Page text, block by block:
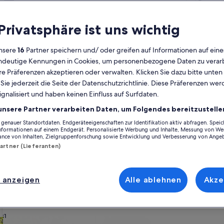
Derzeit
die
Monate
August
2026
und
September
angezeigt.
MoMontag
DiDienstag
MiMittwoch
DoDonnerstag
Fr Freitag
SaSamstag
SoSonntag
3 4 5 6 7 8 9
10 11 12
23
30
31
MoMontag
Di
7 8 9
21 22
28 29
inspirieren und finde genau das, was dir vorschwebt. Egal, ob du
für deinen Aufenthalt wünschst. Was so dazugehört?
Art von Unterkunft, die all deine Bedürfnisse erfüllt – dir steht ein
deinem Geschmack
oder Apartments
ist uns wichtig
16 Partner speichern und/ oder greifen auf Informationen auf
Kennungen in Cookies, um personenbezogene Daten zu
Präferenzen akzeptieren oder verwalten. Klicken Sie dazu bitte
jederzeit die Seite der Datenschutzrichtlinie. Diese Präferenzen
und haben keinen Einfluss auf Surfdaten.
Partner verarbeiten Daten, um Folgendes
Standortdaten. Endgeräteeigenschaften zur Identifikation aktiv abfragen.
auf einem Endgerät. Personalisierte Werbung und Inhalte, Messung von
von Inhalten, Zielgruppenforschung sowie Entwicklung und Verbesserung von
(Lieferanten)
Alle ablehnen